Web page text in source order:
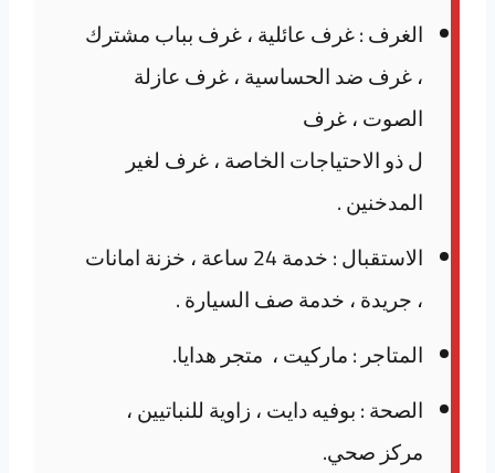
الغرف : غرف عائلية ، غرف بباب مشترك
، غرف ضد الحساسية ، غرف عازلة
الصوت ، غرف
ل ذو الاحتياجات الخاصة ، غرف لغير
المدخنين .
الاستقبال : خدمة 24 ساعة ، خزنة امانات
، جريدة ، خدمة صف السيارة .
المتاجر : ماركيت ، متجر هدايا.
الصحة : بوفيه دايت ، زاوية للنباتيين ،
مركز صحي.